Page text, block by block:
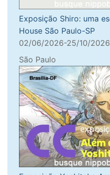
Exposição Shiro: uma
House São Paulo-SP
02/06/2026-25/10/2026
São Paulo